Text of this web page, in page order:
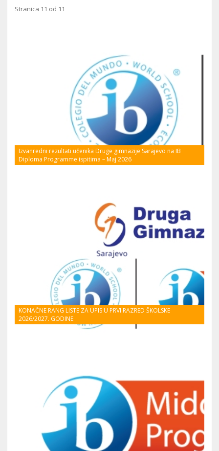
Stranica 11 od 11
Izvanredni rezultati učenika Druge gimnazije Sarajevo na IB
Diploma Programme ispitima – Maj 2026
KONAČNE RANG LISTE ZA UPIS U PRVI RAZRED ŠKOLSKE
2026/2027. GODINE